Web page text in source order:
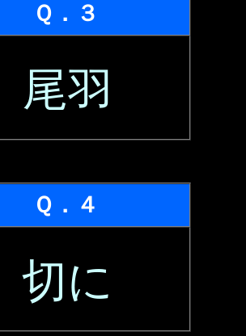
Ｑ．３
尾羽
Ｑ．４
切に